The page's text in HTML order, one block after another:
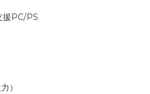
援PC/PS
）